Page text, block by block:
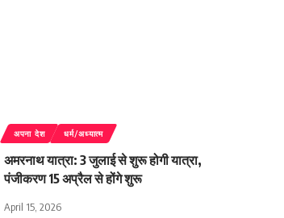
अपना देश धर्म/अध्यात्म
अमरनाथ यात्रा: 3 जुलाई से शुरू होगी यात्रा,
पंजीकरण 15 अप्रैल से होंगे शुरू
April 15, 2026